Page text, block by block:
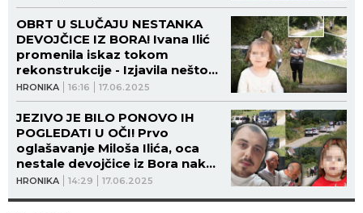
HRONIKA 16:16 17.06.2025
OBRT U SLUČAJU NESTANKA
DEVOJČICE IZ BORA! Ivana Ilić
promenila iskaz tokom
rekonstrukcije - Izjavila nešto
što se kosi s dosadašnjim
tvrdnjama!
HRONIKA 14:29 17.06.2025
JEZIVO JE BILO PONOVO IH
POGLEDATI U OČI! Prvo
oglašavanje Miloša Ilića, oca
nestale devojčice iz Bora nakon
rekonstrukcije zločina: DO